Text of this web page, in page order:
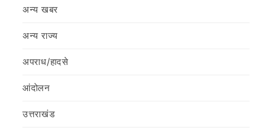
अन्य खबर
अन्य राज्य
अपराध/हादसे
आंदोलन
उत्तराखंड